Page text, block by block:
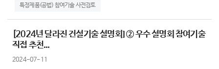
특정제품(공법) 참여기술 사전검토
[2024년 달라진 건설기술 설명회] ② 우수 설명회 참여기술
직접 추천...
2024-07-11